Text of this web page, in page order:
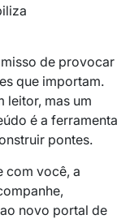
de provocar
que importam.
leitor, mas um
é a ferramenta
pontes.
com você, a
novo portal de